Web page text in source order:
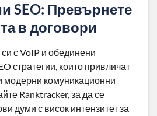
SEO: Превърнете
в договори
с VoIP и обединени
стратегии, които привличат
модерни комуникационни
Ranktracker, за да се
думи с висок интензитет за